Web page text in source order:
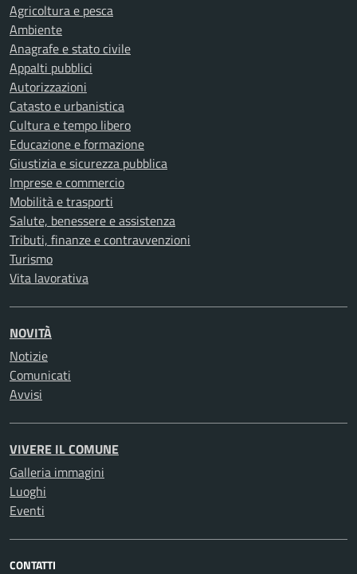
Agricoltura e pesca
Ambiente
Anagrafe e stato civile
Appalti pubblici
Autorizzazioni
Catasto e urbanistica
Cultura e tempo libero
Educazione e formazione
Giustizia e sicurezza pubblica
Imprese e commercio
Mobilità e trasporti
Salute, benessere e assistenza
Tributi, finanze e contravvenzioni
Turismo
Vita lavorativa
NOVITÀ
Notizie
Comunicati
Avvisi
VIVERE IL COMUNE
Galleria immagini
Luoghi
Eventi
CONTATTI